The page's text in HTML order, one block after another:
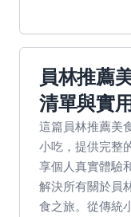
員林推薦
清單與實
這篇員林推薦美
小吃，提供完整
享個人真實體驗
解決所有關於員
食之旅。從傳統